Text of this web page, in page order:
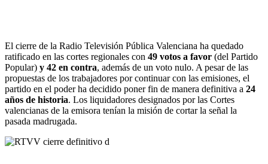
El cierre de la Radio Televisión Pública Valenciana ha quedado
ratificado en las cortes regionales con 49 votos a favor (del Partido
Popular) y 42 en contra, además de un voto nulo. A pesar de las
propuestas de los trabajadores por continuar con las emisiones, el
partido en el poder ha decidido poner fin de manera definitiva a 24
años de historia. Los liquidadores designados por las Cortes
valencianas de la emisora tenían la misión de cortar la señal la
pasada madrugada.